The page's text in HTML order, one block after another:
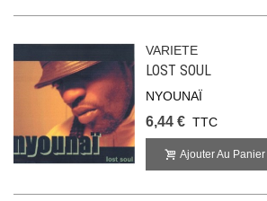
VARIETE
LOST SOUL
NYOUNAÏ
6,44 € TTC
Ajouter Au Panier